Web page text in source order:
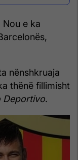
Nou e ka
nënshkruaja
thënë fillimisht
Deportivo.